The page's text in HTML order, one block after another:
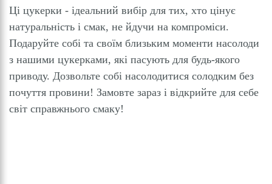
Ці цукерки - ідеальний вибір для тих, хто цінує
натуральність і смак, не йдучи на компроміси.
Подаруйте собі та своїм близьким моменти насолоди
з нашими цукерками, які пасують для будь-якого
приводу. Дозвольте собі насолодитися солодким без
почуття провини! Замовте зараз і відкрийте для себе
світ справжнього смаку!